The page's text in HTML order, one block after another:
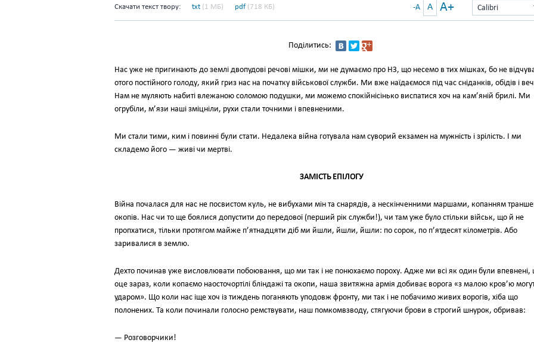
Скачати текст твору: txt (1 МБ) pdf (718 КБ) Calibri
-A A A+
Поділитись:
Нас уже не пригинають до землі двопудові речові мішки, ми не думаємо про НЗ, що несемо в тих мішках, бо не
отого постійного голоду, який гриз нас на початку військової служби. Ми вже наїдаємося під час сніданків, обідів і
Нам не муляють набиті влежаною соломою подушки, ми можемо спокійнісінько виспатися хоч на кам’яній брилі. Ми
огрубіли, м’язи наші зміцніли, рухи стали точними і впевненими.
Ми стали тими, ким і повинні були стати. Недалека війна готувала нам суворий екзамен на мужність і зрілість. І ми
складемо його — живі чи мертві.
ЗАМІСТЬ ЕПІЛОГУ
Війна почалася для нас не посвистом куль, не вибухами мін та снарядів, а нескінченними маршами, копанням
окопів. Нас чи то ще боялися допустити до передової (перший рік служби!), чи там уже було стільки військ, що й не
пропхатися, тільки протягом майже п’ятнадцяти діб ми йшли, йшли, йшли: по сорок, по п’ятдесят кілометрів. Або
заривалися в землю.
Дехто починав уже висловлювати побоювання, що ми так і не понюхаємо пороху. Адже ми всі як один були впевнені,
оце зараз, коли копаємо наосточортілі бліндажі та окопи, наша звитяжна армія добиває ворога «з малою кров’ю
ударом». Що коли нас іще хоч із тиждень поганяють уподовж фронту, ми так і не побачимо живих ворогів, хіба що
полонених. Та коли починали голосно ремствувати, наш помкомвзводу, стягуючи брови в строгий шнурок, обривав:
— Розговорчики!